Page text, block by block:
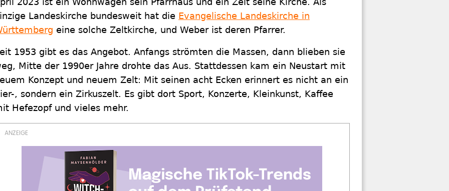
Landeskirche bundesweit hat die Evangelische Landeskirche in
eine solche Zeltkirche, und Weber ist deren Pfarrer.
1953 gibt es das Angebot. Anfangs strömten die Massen, dann blieben sie
Mitte der 1990er Jahre drohte das Aus. Stattdessen kam ein Neustart mit
Konzept und neuem Zelt: Mit seinen acht Ecken erinnert es nicht an ein
, sondern ein Zirkuszelt. Es gibt dort Sport, Konzerte, Kleinkunst, Kaffee
Hefezopf und vieles mehr.